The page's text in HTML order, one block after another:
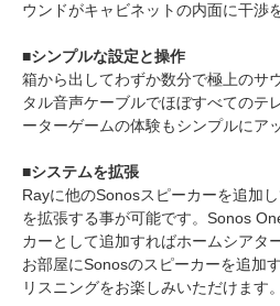
ウンドがキャビネットの内面に干渉
■シンプルな設定と操作
箱から出してわずか数分で極上のサ
タル音声ケーブルでほぼすべてのテ
ーターゲームの体験もシンプルにア
■システムを拡張
Rayに他のSonosスピーカーを追加
を拡張する事が可能です。Sonos
カーとして追加すればホームシアタ
お部屋にSonosのスピーカーを追加
リスニングをお楽しみいただけます。